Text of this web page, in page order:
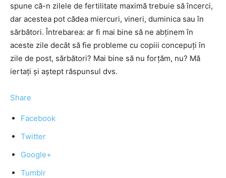
spune că-n zilele de fertilitate maximă trebuie să încerci,
dar acestea pot cădea miercuri, vineri, duminica sau în
sărbători. Întrebarea: ar fi mai bine să ne abținem în
aceste zile decât să fie probleme cu copiii concepuți în
zile de post, sărbători? Mai bine să nu forțăm, nu? Mă
iertați și aștept răspunsul dvs.
Share
Facebook
Twitter
Google+
Tumblr